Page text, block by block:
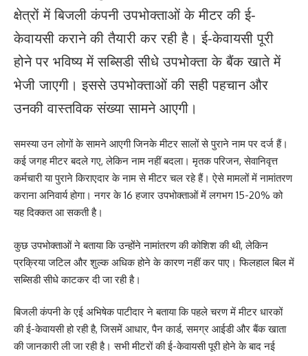
क्षेत्रों में बिजली कंपनी उपभोक्ताओं के मीटर की ई-
केवायसी कराने की तैयारी कर रही है। ई-केवायसी पूरी
होने पर भविष्य में सब्सिडी सीधे उपभोक्ता के बैंक खाते में
भेजी जाएगी। इससे उपभोक्ताओं की सही पहचान और
उनकी वास्तविक संख्या सामने आएगी।
समस्या उन लोगों के सामने आएगी जिनके मीटर सालों से पुराने नाम पर दर्ज हैं।
कई जगह मीटर बदले गए, लेकिन नाम नहीं बदला। मृतक परिजन, सेवानिवृत्त
कर्मचारी या पुराने किराएदार के नाम से मीटर चल रहे हैं। ऐसे मामलों में नामांतरण
कराना अनिवार्य होगा। नगर के 16 हजार उपभोक्ताओं में लगभग 15-20% को
यह दिक्कत आ सकती है।
कुछ उपभोक्ताओं ने बताया कि उन्होंने नामांतरण की कोशिश की थी, लेकिन
प्रक्रिया जटिल और शुल्क अधिक होने के कारण नहीं कर पाए। फिलहाल बिल में
सब्सिडी सीधे काटकर दी जा रही है।
बिजली कंपनी के एई अभिषेक पाटीदार ने बताया कि पहले चरण में मीटर धारकों
की ई-केवायसी हो रही है, जिसमें आधार, पैन कार्ड, समग्र आईडी और बैंक खाता
की जानकारी ली जा रही है। सभी मीटरों की ई-केवायसी पूरी होने के बाद नई